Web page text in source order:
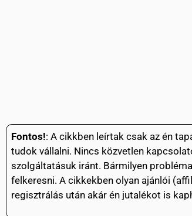
Fontos!: A cikkben leírtak csak az én
tudok vállalni. Nincs közvetlen
szolgáltatásuk iránt. Bármilyen
felkeresni. A cikkekben olyan ajánlói
regisztrálás után akár én jutalékot is